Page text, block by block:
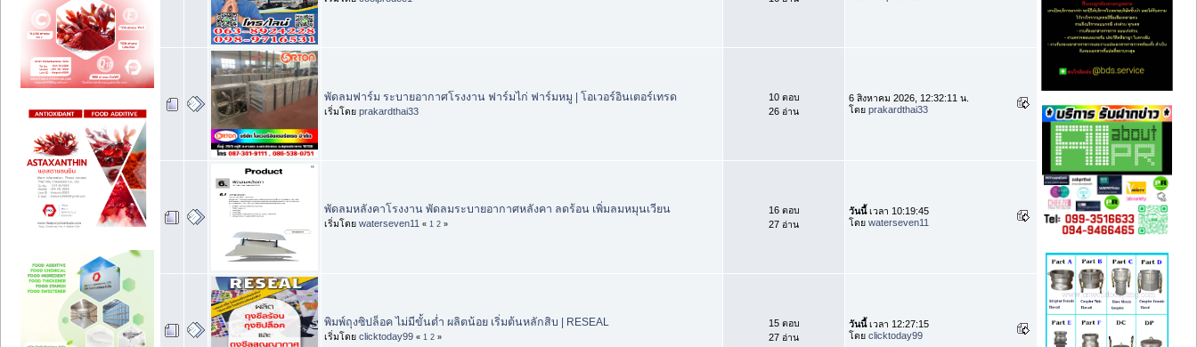
พัดลมฟาร์ม ระบายอากาศโรงงาน ฟาร์มไก่ ฟาร์มหมู | โอเวอร์อินเตอร์เทรด
เริ่มโดย prakardthai33
10 ตอบ
26 อ่าน
6 สิงหาคม 2026, 12:32:11 น.
โดย prakardthai33
พัดลมหลังคาโรงงาน พัดลมระบายอากาศหลังคา ลดร้อน เพิ่มลมหมุนเวียน
เริ่มโดย waterseven11 « 1 2 »
16 ตอบ
27 อ่าน
วันนี้เวลา 10:19:45
โดย waterseven11
พิมพ์ถุงซิปล็อค ไม่มีขั้นต่ำ ผลิตน้อย เริ่มต้นหลักสิบ | RESEAL
เริ่มโดย clicktoday99 « 1 2 »
15 ตอบ
27 อ่าน
วันนี้เวลา 12:27:15
โดย clicktoday99